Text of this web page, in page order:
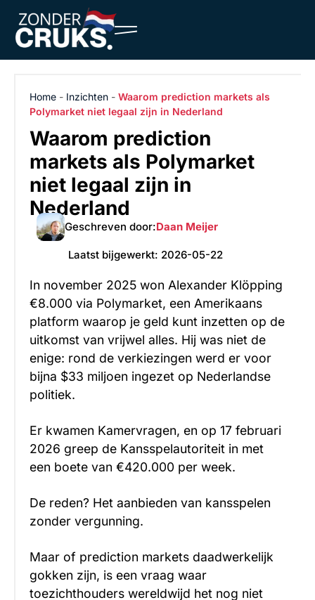
Home - Inzichten - Waarom prediction markets als
Polymarket niet legaal zijn in Nederland
Waarom prediction
markets als Polymarket
niet legaal zijn in
Nederland
Geschreven door:Daan Meijer
Laatst bijgewerkt: 2026-05-22
In november 2025 won Alexander Klöpping
€8.000 via Polymarket, een Amerikaans
platform waarop je geld kunt inzetten op de
uitkomst van vrijwel alles. Hij was niet de
enige: rond de verkiezingen werd er voor
bijna $33 miljoen ingezet op Nederlandse
politiek.
Er kwamen Kamervragen, en op 17 februari
2026 greep de Kansspelautoriteit in met
een boete van €420.000 per week.
De reden? Het aanbieden van kansspelen
zonder vergunning.
Maar of prediction markets daadwerkelijk
gokken zijn, is een vraag waar
toezichthouders wereldwijd het nog niet